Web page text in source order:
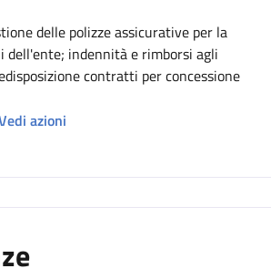
delle polizze assicurative per la
dell'ente; indennità e rimborsi agli
contratti per concessione
azioni